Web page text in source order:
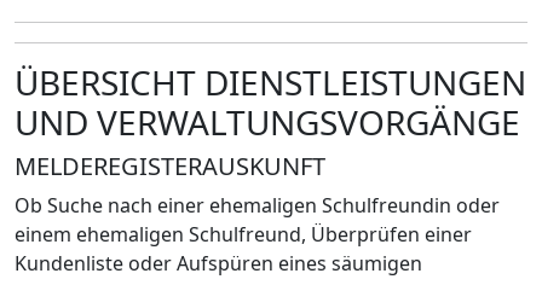
ÜBERSICHT DIENSTLEISTUNGEN
UND VERWALTUNGSVORGÄNGE
MELDEREGISTERAUSKUNFT
Ob Suche nach einer ehemaligen Schulfreundin oder
einem ehemaligen Schulfreund, Überprüfen einer
Kundenliste oder Aufspüren eines säumigen